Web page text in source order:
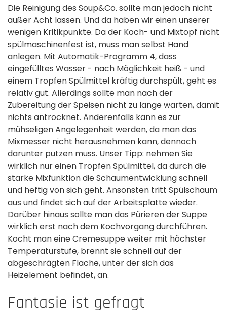
Die Reinigung des Soup&Co. sollte man jedoch nicht
außer Acht lassen. Und da haben wir einen unserer
wenigen Kritikpunkte. Da der Koch- und Mixtopf nicht
spülmaschinenfest ist, muss man selbst Hand
anlegen. Mit Automatik-Programm 4, dass
eingefülltes Wasser - nach Möglichkeit heiß - und
einem Tropfen Spülmittel kräftig durchspült, geht es
relativ gut. Allerdings sollte man nach der
Zubereitung der Speisen nicht zu lange warten, damit
nichts antrocknet. Anderenfalls kann es zur
mühseligen Angelegenheit werden, da man das
Mixmesser nicht herausnehmen kann, dennoch
darunter putzen muss. Unser Tipp: nehmen Sie
wirklich nur einen Tropfen Spülmittel, da durch die
starke Mixfunktion die Schaumentwicklung schnell
und heftig von sich geht. Ansonsten tritt Spülschaum
aus und findet sich auf der Arbeitsplatte wieder.
Darüber hinaus sollte man das Pürieren der Suppe
wirklich erst nach dem Kochvorgang durchführen.
Kocht man eine Cremesuppe weiter mit höchster
Temperaturstufe, brennt sie schnell auf der
abgeschrägten Fläche, unter der sich das
Heizelement befindet, an.
Fantasie ist gefragt